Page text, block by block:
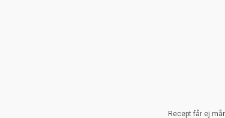
Recept får ej